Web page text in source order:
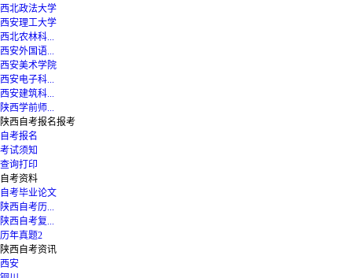
西北政法大学
西安理工大学
西北农林科...
西安外国语...
西安美术学院
西安电子科...
西安建筑科...
陕西学前师...
陕西自考报名报考
自考报名
考试须知
查询打印
自考资料
自考毕业论文
陕西自考历...
陕西自考复...
历年真题2
陕西自考资讯
西安